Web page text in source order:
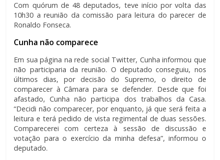
Com quórum de 48 deputados, teve início por volta das
10h30 a reunião da comissão para leitura do parecer de
Ronaldo Fonseca.
Cunha não comparece
Em sua página na rede social Twitter, Cunha informou que
não participaria da reunião. O deputado conseguiu, nos
últimos dias, por decisão do Supremo, o direito de
comparecer à Câmara para se defender. Desde que foi
afastado, Cunha não participa dos trabalhos da Casa.
“Decidi não comparecer, por enquanto, já que será feita a
leitura e terá pedido de vista regimental de duas sessões.
Comparecerei com certeza à sessão de discussão e
votação para o exercício da minha defesa”, informou o
deputado.